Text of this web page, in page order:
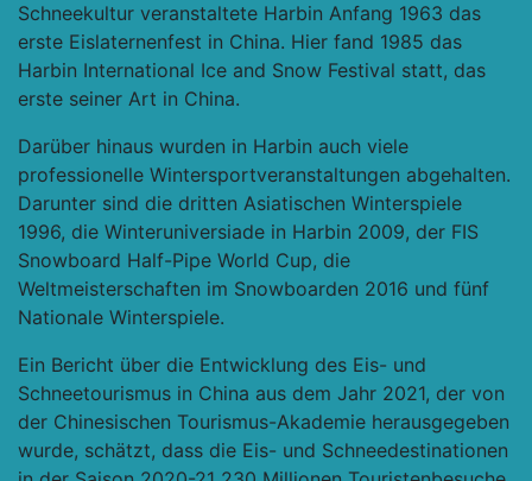
Schneekultur veranstaltete Harbin Anfang 1963 das
erste Eislaternenfest in China. Hier fand 1985 das
Harbin International Ice and Snow Festival statt, das
erste seiner Art in China.
Darüber hinaus wurden in Harbin auch viele
professionelle Wintersportveranstaltungen abgehalten.
Darunter sind die dritten Asiatischen Winterspiele
1996, die Winteruniversiade in Harbin 2009, der FIS
Snowboard Half-Pipe World Cup, die
Weltmeisterschaften im Snowboarden 2016 und fünf
Nationale Winterspiele.
Ein Bericht über die Entwicklung des Eis- und
Schneetourismus in China aus dem Jahr 2021, der von
der Chinesischen Tourismus-Akademie herausgegeben
wurde, schätzt, dass die Eis- und Schneedestinationen